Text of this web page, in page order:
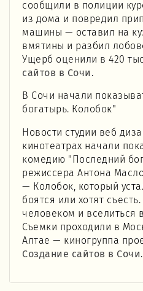
сообщили в полиции
из дома и повредил
машины — оставил на
вмятины и разбил
Ущерб оценили в 420
сайтов в Сочи .
В Сочи начали
богатырь. Колобок"
Новости студии веб
кинотеатрах начали
комедию "Последний
режиссера Антона
— Колобок, который
боятся или хотят
человеком и вселиться
Съемки проходили в
Алтае — киногруппа
Создание сайтов в Сочи.